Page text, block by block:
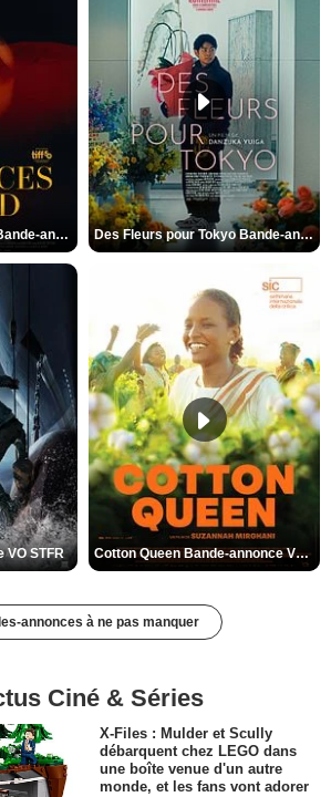
Les Silences de Riyad Bande-annonce VO STFR Des Fleurs pour Tokyo Bande-annonce VO STFR
VO STFR Cotton Queen Bande-annonce VO STFR
annonces à ne pas manquer
Ciné & Séries
X-Files : Mulder et Scully
débarquent chez LEGO dans
une boîte venue d'un autre
monde, et les fans vont adorer